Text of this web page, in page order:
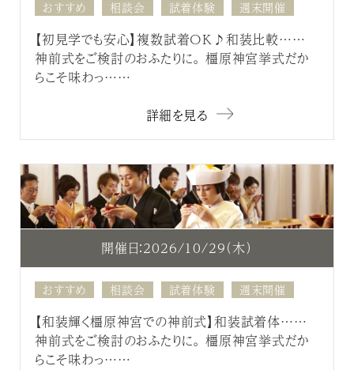
おすすめ 相談会 試着体験 週末開催
【初見学でも安心】複数試着OK♪和装比較……
神前式をご検討のおふたりに。 橿原神宮挙式だか
らこそ味わっ……
詳細を見る
開催日：2026/10/29（木）
おすすめ 相談会 試着体験 週末開催
【和装輝く橿原神宮での神前式】和装試着体……
神前式をご検討のおふたりに。 橿原神宮挙式だか
らこそ味わっ……